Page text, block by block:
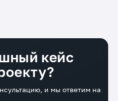
кейс
и мы ответим на